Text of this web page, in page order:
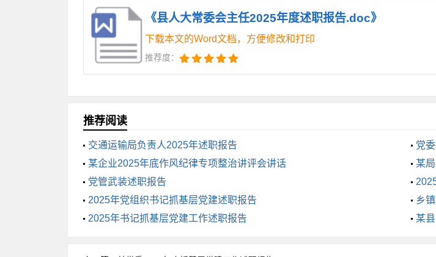
暖心。坚持高位推动代表意见建议办理工作，进一步夯实“政府领导领办、部
***件意见建议全部领办，督办会*次，确保各项意见建议的办理工作顺利有序
意见建议进行重点督办，推动了一批像定卫路的拓宽、城市管网建设、电动车
正人必先正己，正己才能正人。县人大常委会作为监督机关，只有更严要
纪律和政治规矩，带头坚决反对“四风”，严格落实中央八项规定精神、严格执
时，能够严格执行个人生活重大事项报告制度，规范公务接待、用车，带头过
员，清清白白做人，干干净净做事，树立对党忠诚、纪律严明、勤政为民、敬
持人大班子其他成员的工作。工作中的重大问题、重要工作安排都通过主任会
《县人大常委会主任2025年度述职报告.doc》
下载本文的Word文档，方便修改和打印
推荐度：
推荐阅读
交通运输局负责人2025年述职报告
党
某企业2025年底作风纪律专项整治讲评会讲话
某
党管武装述职报告
2025年党组织书记抓基层党建述职报告
乡
2025年书记抓基层党建工作述职报告
某